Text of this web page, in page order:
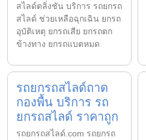
สไลด์ตลิ่งชัน บริการ รถยกรถ
สไลด์ ช่วยเหลือฉุกเฉิน ยกรถ
อุบัติเหตุ ยกรถเสีย ยกรถตก
ข้างทาง ยกรถแบตหมด
รถยกรถสไลด์ถาด
กองพื้น บริการ รถ
ยกรถสไลด์ ราคาถูก
รถยกรถสไลด์.com รถยกรถ